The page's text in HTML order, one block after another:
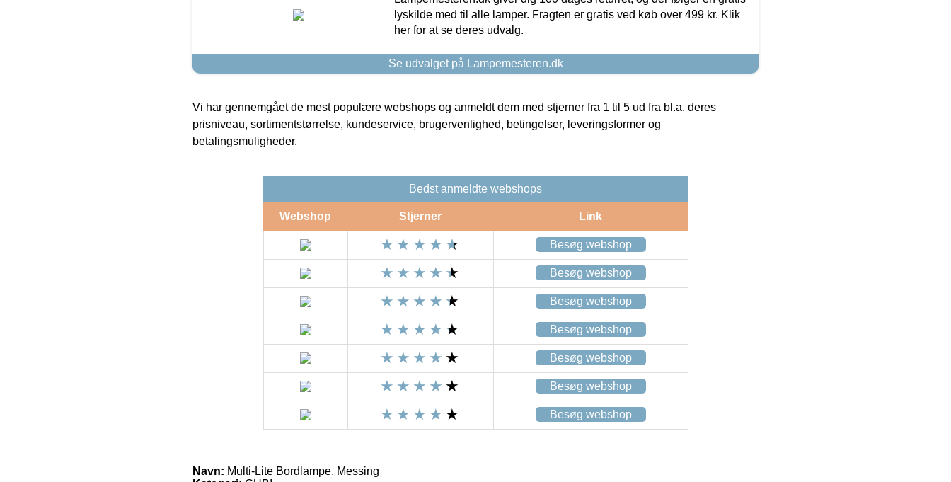
lyskilde med til alle lamper. Fragten er gratis ved køb over 499 kr. Klik
her for at se deres udvalg.
Se udvalget på Lampemesteren.dk
Vi har gennemgået de mest populære webshops og anmeldt dem med stjerner fra 1 til 5 ud fra bl.a. deres
prisniveau, sortimentstørrelse, kundeservice, brugervenlighed, betingelser, leveringsformer og
betalingsmuligheder.
Bedst anmeldte webshops
Webshop Stjerner Link
Besøg webshop
Besøg webshop
Besøg webshop
Besøg webshop
Besøg webshop
Besøg webshop
Besøg webshop
Navn: Multi-Lite Bordlampe, Messing